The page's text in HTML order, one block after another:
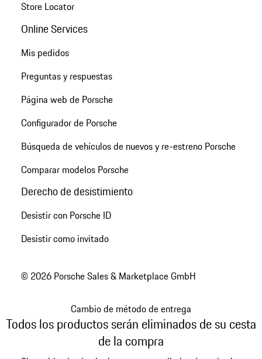
Store Locator
Online Services
Mis pedidos
Preguntas y respuestas
Página web de Porsche
Configurador de Porsche
Búsqueda de vehículos de nuevos y re-estreno Porsche
Comparar modelos Porsche
Derecho de desistimiento
Desistir con Porsche ID
Desistir como invitado
© 2026 Porsche Sales & Marketplace GmbH
Cambio de método de entrega
Todos los productos serán eliminados de su cesta
de la compra